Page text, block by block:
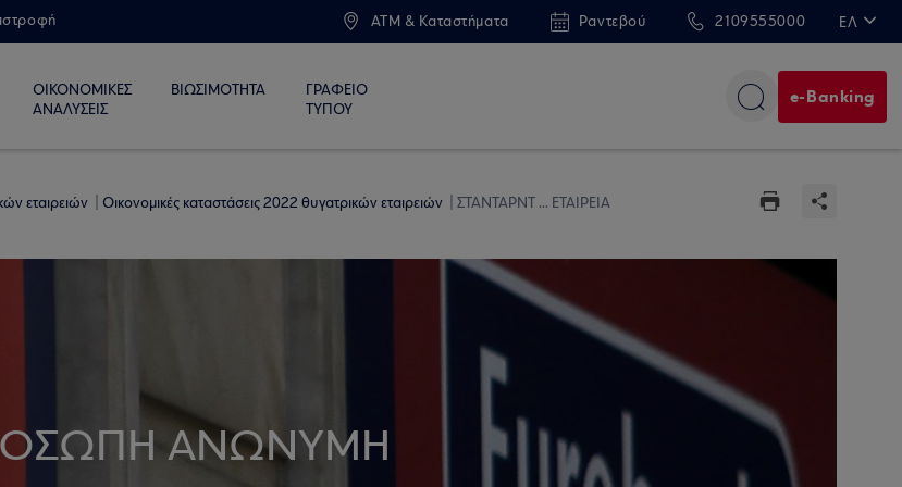
ATM & Καταστήματα Ραντεβού 2109555000 ΕΛ
ΟΙΚΟΝΟΜΙΚΕΣ
ΑΝΑΛΥΣΕΙΣ
ΒΙΩΣΙΜΟΤΗΤΑ
ΓΡΑΦΕΙΟ
ΤΥΠΟΥ
e-Banking
εταιρειών Οικονομικές καταστάσεις 2022 θυγατρικών εταιρειών ΣΤΑΝΤΑΡΝΤ ... ΕΤΑΙΡΕΙΑ
ΑΝΩΝΥΜΗ